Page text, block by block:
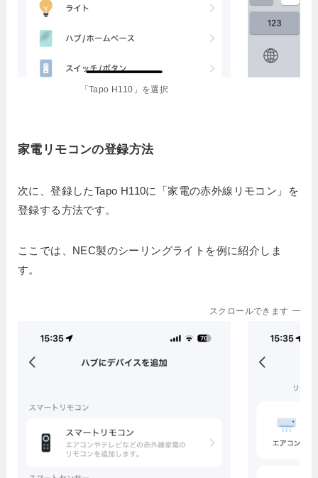
「Tapo H110」を選択
家電リモコンの登録方法
次に、登録したTapo H110に「家電の赤外線リモコン」を
登録する方法です。
ここでは、NEC製のシーリングライトを例に紹介しま
す。
スクロールできます